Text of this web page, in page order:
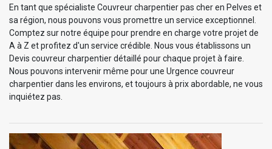
En tant que spécialiste Couvreur charpentier pas cher en Pelves et
sa région, nous pouvons vous promettre un service exceptionnel.
Comptez sur notre équipe pour prendre en charge votre projet de
A à Z et profitez d'un service crédible. Nous vous établissons un
Devis couvreur charpentier détaillé pour chaque projet à faire.
Nous pouvons intervenir même pour une Urgence couvreur
charpentier dans les environs, et toujours à prix abordable, ne vous
inquiétez pas.